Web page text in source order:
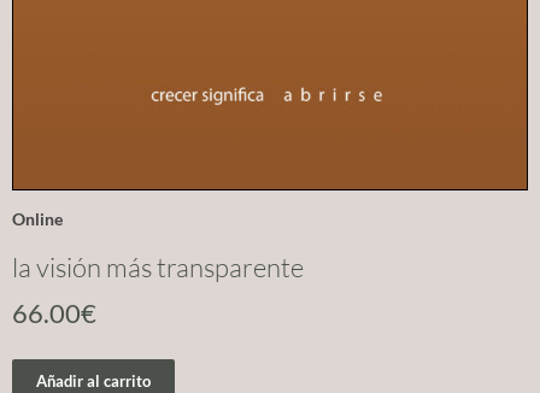
Online
la visión más transparente
66.00€
Añadir al carrito